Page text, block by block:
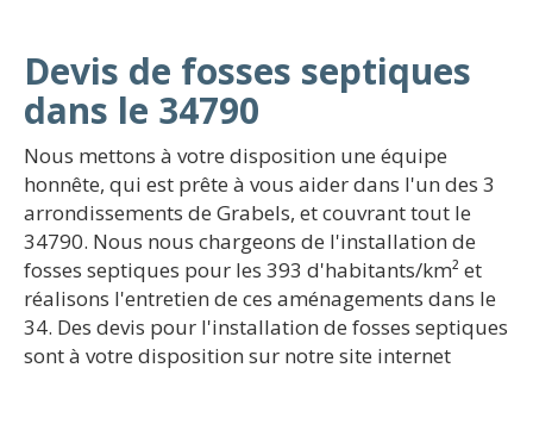
Devis de fosses septiques
dans le 34790
Nous mettons à votre disposition une équipe
honnête, qui est prête à vous aider dans l'un des 3
arrondissements de Grabels, et couvrant tout le
34790. Nous nous chargeons de l'installation de
fosses septiques pour les 393 d'habitants/km² et
réalisons l'entretien de ces aménagements dans le
34. Des devis pour l'installation de fosses septiques
sont à votre disposition sur notre site internet